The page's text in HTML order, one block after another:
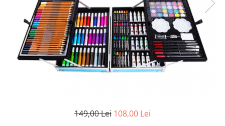
Reparatii si Renovare
149,00 Lei 108,00 Lei